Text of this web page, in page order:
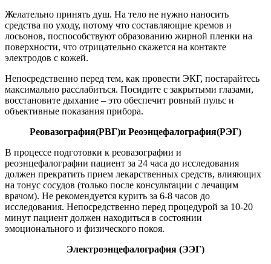
Желательно принять душ. На тело не нужно наносить
средства по уходу, потому что составляющие кремов и
лосьонов, поспособствуют образованию жирной пленки на
поверхности, что отрицательно скажется на контакте
электродов с кожей.
Непосредственно перед тем, как провести ЭКГ, постарайтесь
максимально расслабиться. Посидите с закрытыми глазами,
восстановите дыхание – это обеспечит ровный пульс и
объективные показания прибора.
Реовазография(РВГ)и Реоэнцефалография(РЭГ)
В процессе подготовки к реовазографии и
реоэнцефалографии пациент за 24 часа до исследования
должен прекратить прием лекарственных средств, влияющих
на тонус сосудов (только после консультации с лечащим
врачом). Не рекомендуется курить за 6-8 часов до
исследования. Непосредственно перед процедурой за 10-20
минут пациент должен находиться в состоянии
эмоционального и физического покоя.
Электроэнцефалография (ЭЭГ)